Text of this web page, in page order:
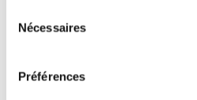
Nécessaires
Préférences